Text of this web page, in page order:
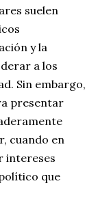
suelen
y la
a los
Sin embargo,
presentar
cuando en
intereses
que